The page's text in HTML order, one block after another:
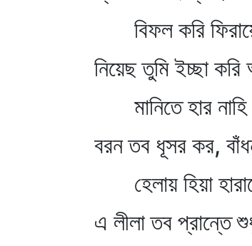
বিফল করি
নিয়েছ তুমি ইচ্ছা
মানিতে হার
বরন তব ধূসর কর,
হেলায় হিয়া
এ লীলা তব প্রান্তে